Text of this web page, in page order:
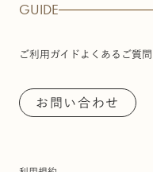
GUIDE
ご利用ガイド よくあるご質問
お問い合わせ